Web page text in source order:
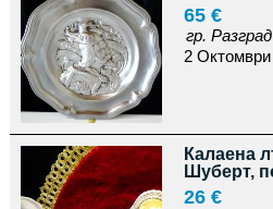
65 €
гр. Разград
2
Калаена
Шуберт,
26 €